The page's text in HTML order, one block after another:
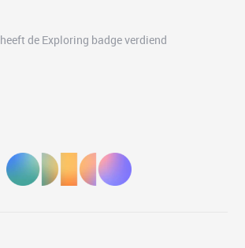
heeft de Exploring badge verdiend